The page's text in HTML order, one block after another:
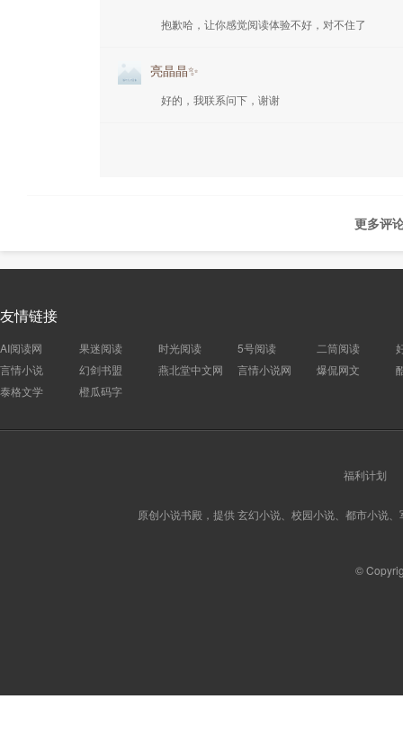
抱歉哈，让你感觉阅读体验不好，对不住了
亮晶晶✨
好的，我联系问下，谢谢
更多评
友情链接
AI阅读网 果迷阅读 时光阅读 5号阅读 二筒阅读
言情小说
幻剑书盟 燕北堂中文网 言情小说网 爆侃网文
泰格文学
橙瓜码字
福利计划
原创小说书殿，提供 玄幻小说、校园小说、都市小说
©